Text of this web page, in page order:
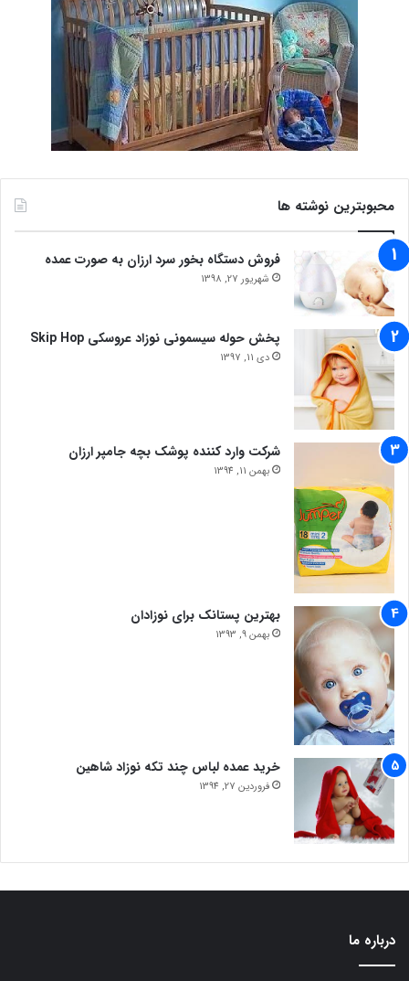
محبوبترین نوشته ها
فروش دستگاه بخور سرد ارزان به صورت عمده
شهریور 27, 1398
پخش حوله سیسمونی نوزاد عروسکی Skip Hop
دی 11, 1397
شرکت وارد کننده پوشک بچه جامپر ارزان
بهمن 11, 1394
بهترین پستانک برای نوزادان
بهمن 9, 1393
خرید عمده لباس چند تکه نوزاد شاهین
فروردین 27, 1394
درباره ما